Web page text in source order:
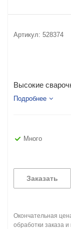
Артикул: 528374
Высокие
Подробнее
Много
Заказать
Окончательная
обработки заказа